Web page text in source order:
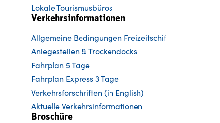
Lokale Tourismusbüros
Verkehrsinformationen
Allgemeine Bedingungen Freizeitschif
Anlegestellen & Trockendocks
Fahrplan 5 Tage
Fahrplan Express 3 Tage
Verkehrsforschriften (in English)
Aktuelle Verkehrsinformationen
Broschüre